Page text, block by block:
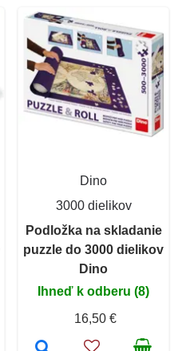
Dino
3000 dielikov
Podložka na skladanie
puzzle do 3000 dielikov
Dino
Ihneď k odberu (8)
16,50 €